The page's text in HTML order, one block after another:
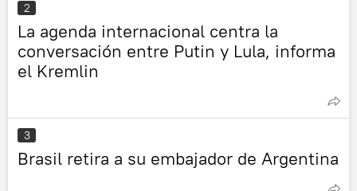
2
La agenda internacional centra la
conversación entre Putin y Lula, informa
el Kremlin
3
Brasil retira a su embajador de Argentina